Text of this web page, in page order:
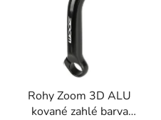
Rohy Zoom 3D ALU
kované zahlé barva